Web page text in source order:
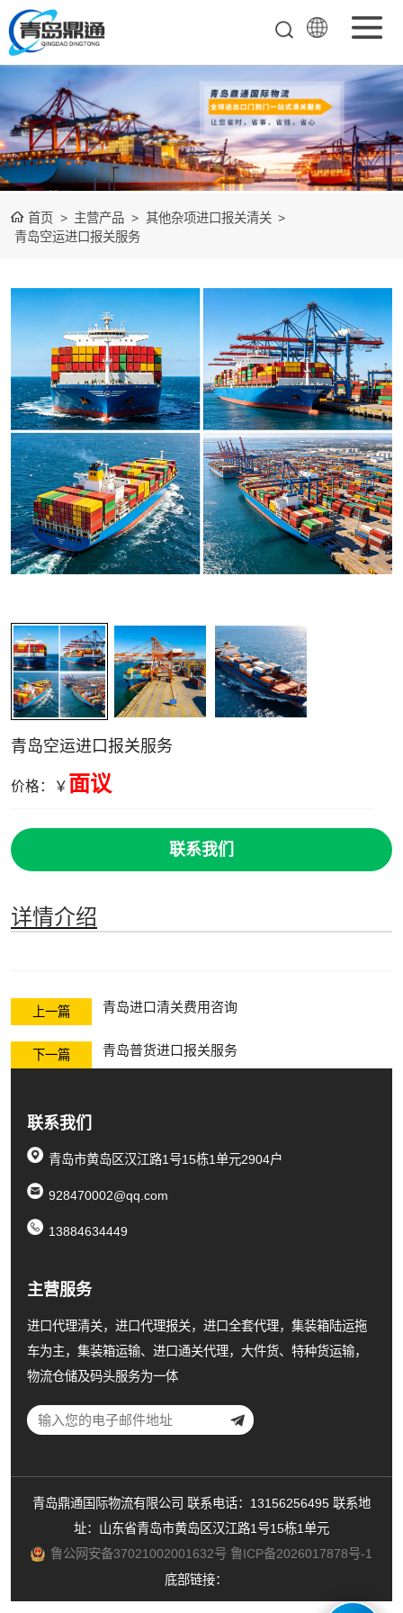
首页 > 主营产品 > 其他杂项进口报关清关 >
青岛空运进口报关服务
青岛空运进口报关服务
价格：￥ 面议
联系我们
详情介绍
上一篇 青岛进口清关费用咨询
下一篇 青岛普货进口报关服务
联系我们
青岛市黄岛区汉江路1号15栋1单元2904户
928470002@qq.com
13884634449
主营服务
进口代理清关，进口代理报关，进口全套代理，集装箱陆运拖
车为主，集装箱运输、进口通关代理，大件货、特种货运输，
物流仓储及码头服务为一体
青岛鼎通国际物流有限公司 联系电话：13156256495 联系地
址：山东省青岛市黄岛区汉江路1号15栋1单元
鲁公网安备37021002001632号 鲁ICP备2026017878号-1
底部链接：
矿产品进口报关
清关
农副产品进口报
关清关
水产冻品进口报
关
化妆品进口报关
食品进口报关
其他杂项进口报
关清关